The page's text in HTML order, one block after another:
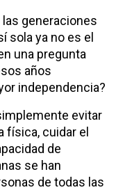
generaciones
sola ya no es el
una pregunta
años
independencia?
evitar
física, cuidar el
de
se han
de todas las